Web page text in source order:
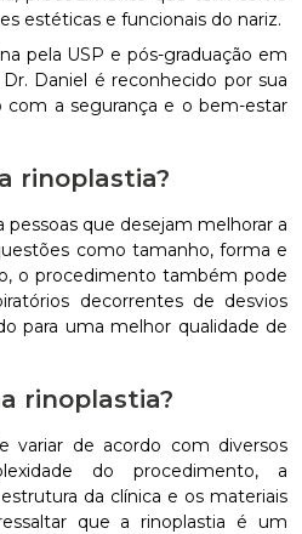
estéticas e funcionais do nariz.
pela USP e pós-graduação em
Daniel é reconhecido por sua
com a segurança e o bem-estar
rinoplastia?
pessoas que desejam melhorar a
como tamanho, forma e
o procedimento também pode
decorrentes de desvios
para uma melhor qualidade de
rinoplastia?
variar de acordo com diversos
do procedimento, a
da clínica e os materiais
que a rinoplastia é um